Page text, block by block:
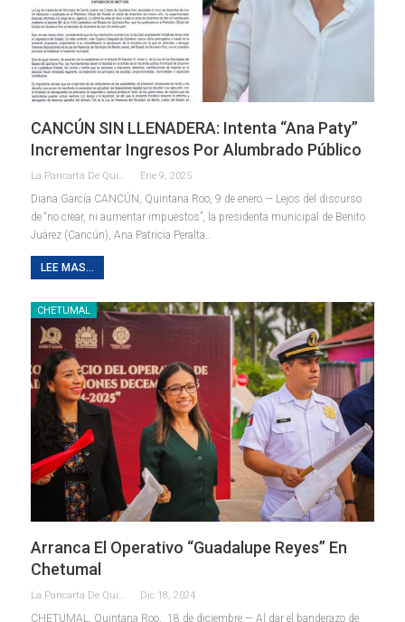
CANCÚN SIN LLENADERA: Intenta “Ana Paty”
Incrementar Ingresos Por Alumbrado Público
La Pancarta De Quintana Roo Ene 9, 2025
Diana García CANCÚN, Quintana Roo, 9 de enero.— Lejos del discurso
de “no crear, ni aumentar impuestos”, la presidenta municipal de Benito
Juárez (Cancún), Ana Patricia Peralta
LEE MAS...
CHETUMAL
Arranca El Operativo “Guadalupe Reyes” En
Chetumal
La Pancarta De Quintana Roo Dic 18, 2024
CHETUMAL, Quintana Roo, 18 de diciembre.— Al dar el banderazo de